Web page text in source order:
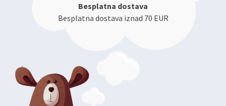
Besplatna dostava
Besplatna dostava iznad 70 EUR